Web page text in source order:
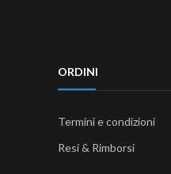
ORDINI
Termini e condizioni
Resi & Rimborsi